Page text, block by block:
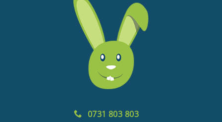
0731 803 803